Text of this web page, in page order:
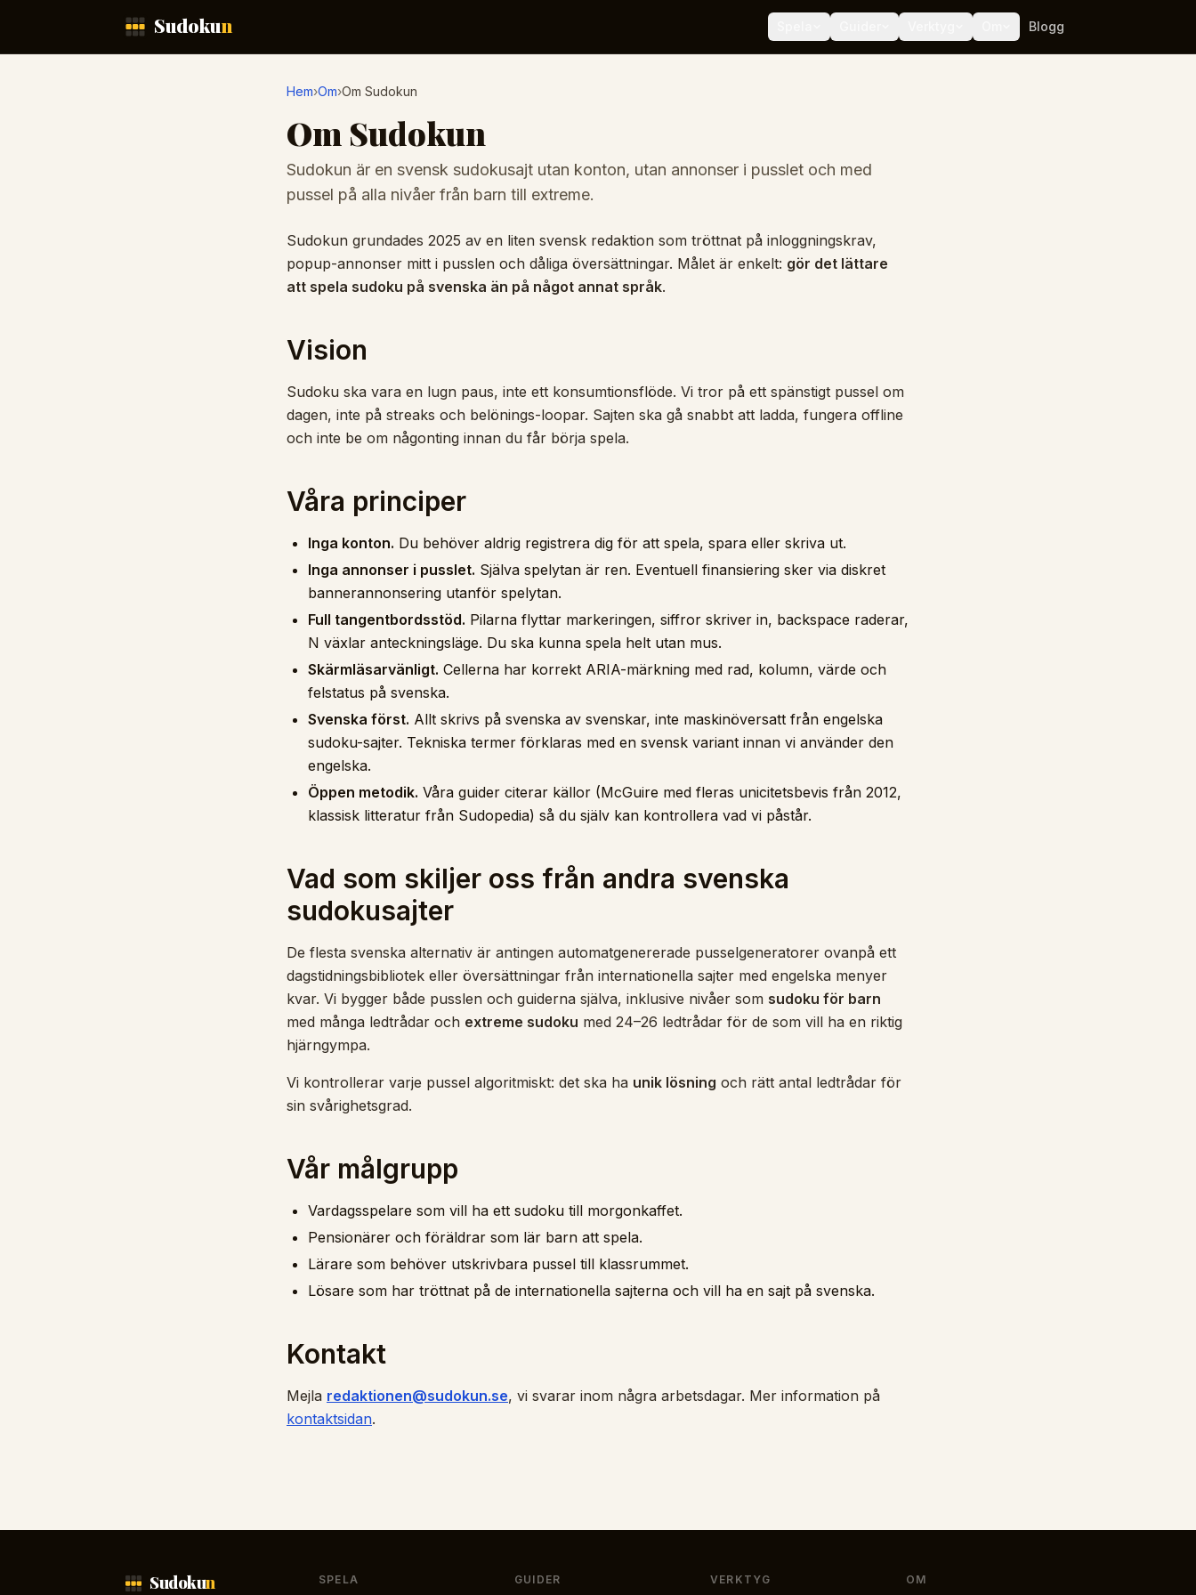
Sudokun Blogg
Hem›Om›Om Sudokun
Om Sudokun
Sudokun är en svensk sudokusajt utan konton, utan annonser i pusslet och med
pussel på alla nivåer från barn till extreme.
Sudokun grundades 2025 av en liten svensk redaktion som tröttnat på inloggningskrav,
popup-annonser mitt i pusslen och dåliga översättningar. Målet är enkelt: gör det lättare
att spela sudoku på svenska än på något annat språk.
Vision
Sudoku ska vara en lugn paus, inte ett konsumtionsflöde. Vi tror på ett spänstigt pussel om
dagen, inte på streaks och belönings-loopar. Sajten ska gå snabbt att ladda, fungera offline
och inte be om någonting innan du får börja spela.
Våra principer
Inga konton. Du behöver aldrig registrera dig för att spela, spara eller skriva ut.
Inga annonser i pusslet. Själva spelytan är ren. Eventuell finansiering sker via diskret
bannerannonsering utanför spelytan.
Full tangentbordsstöd. Pilarna flyttar markeringen, siffror skriver in, backspace raderar,
N växlar anteckningsläge. Du ska kunna spela helt utan mus.
Skärmläsarvänligt. Cellerna har korrekt ARIA-märkning med rad, kolumn, värde och
felstatus på svenska.
Svenska först. Allt skrivs på svenska av svenskar, inte maskinöversatt från engelska
sudoku-sajter. Tekniska termer förklaras med en svensk variant innan vi använder den
engelska.
Öppen metodik. Våra guider citerar källor (McGuire med fleras unicitetsbevis från 2012,
klassisk litteratur från Sudopedia) så du själv kan kontrollera vad vi påstår.
Vad som skiljer oss från andra svenska
sudokusajter
De flesta svenska alternativ är antingen automatgenererade pusselgeneratorer ovanpå ett
dagstidningsbibliotek eller översättningar från internationella sajter med engelska menyer
kvar. Vi bygger både pusslen och guiderna själva, inklusive nivåer som sudoku för barn
med många ledtrådar och extreme sudoku med 24–26 ledtrådar för de som vill ha en riktig
hjärngympa.
Vi kontrollerar varje pussel algoritmiskt: det ska ha unik lösning och rätt antal ledtrådar för
sin svårighetsgrad.
Vår målgrupp
Vardagsspelare som vill ha ett sudoku till morgonkaffet.
Pensionärer och föräldrar som lär barn att spela.
Lärare som behöver utskrivbara pussel till klassrummet.
Lösare som har tröttnat på de internationella sajterna och vill ha en sajt på svenska.
Kontakt
Mejla redaktionen@sudokun.se, vi svarar inom några arbetsdagar. Mer information på
kontaktsidan.
Sudokun SPELA GUIDER VERKTYG OM